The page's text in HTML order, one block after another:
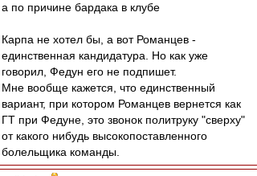
а по причине бардака в клубе
Карпа не хотел бы, а вот Романцев -
единственная кандидатура. Но как уже
говорил, Федун его не подпишет.
Мне вообще кажется, что единственный
вариант, при котором Романцев вернется как
ГТ при Федуне, это звонок политруку "сверху"
от какого нибудь высокопоставленного
болельщика команды.